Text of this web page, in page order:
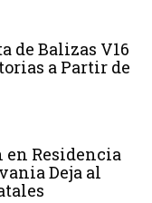
de Balizas V16
a Partir de
en Residencia
Deja al